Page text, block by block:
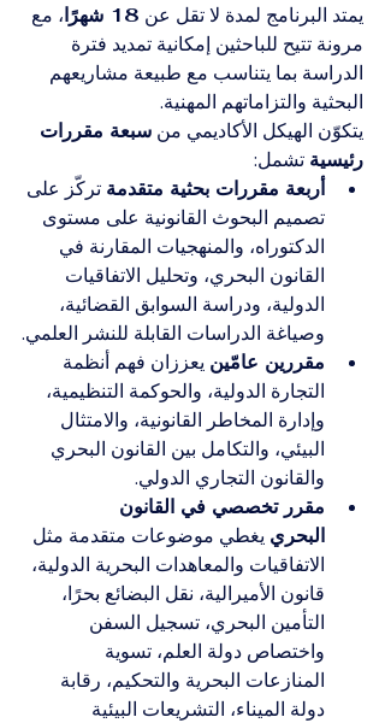
يمتد البرنامج لمدة لا تقل عن 18 شهرًا
، مع
مرونة تتيح للباحثين إمكانية تمديد فترة
الدراسة بما يتناسب مع طبيعة مشاريعهم
البحثية والتزاماتهم المهنية.
يتكوّن الهيكل الأكاديمي من سبعة مقررات
رئيسية تشمل:
أربعة مقررات بحثية متقدمة تركّز على
تصميم البحوث القانونية على مستوى
الدكتوراه، والمنهجيات المقارنة في
القانون البحري، وتحليل الاتفاقيات
الدولية، ودراسة السوابق القضائية،
وصياغة الدراسات القابلة للنشر العلمي.
مقررين عامّين يعززان فهم أنظمة
التجارة الدولية، والحوكمة التنظيمية،
وإدارة المخاطر القانونية، والامتثال
البيئي، والتكامل بين القانون البحري
والقانون التجاري الدولي.
مقرر تخصصي في القانون
البحري يغطي موضوعات متقدمة مثل
الاتفاقيات والمعاهدات البحرية الدولية،
قانون الأميرالية، نقل البضائع بحرًا،
التأمين البحري، تسجيل السفن
واختصاص دولة العلم، تسوية
المنازعات البحرية والتحكيم، رقابة
دولة الميناء، التشريعات البيئية